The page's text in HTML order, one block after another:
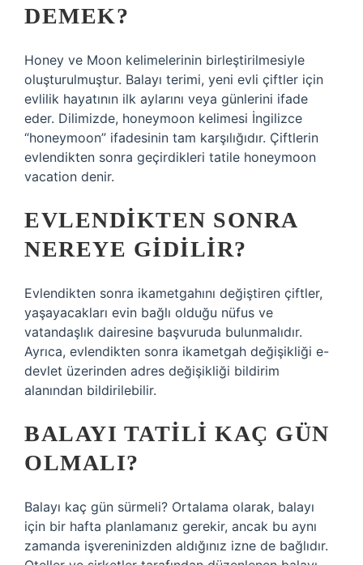
DEMEK?
Honey ve Moon kelimelerinin birleştirilmesiyle
oluşturulmuştur. Balayı terimi, yeni evli çiftler için
evlilik hayatının ilk aylarını veya günlerini ifade
eder. Dilimizde, honeymoon kelimesi İngilizce
“honeymoon” ifadesinin tam karşılığıdır. Çiftlerin
evlendikten sonra geçirdikleri tatile honeymoon
vacation denir.
EVLENDIKTEN SONRA
NEREYE GIDILIR?
Evlendikten sonra ikametgahını değiştiren çiftler,
yaşayacakları evin bağlı olduğu nüfus ve
vatandaşlık dairesine başvuruda bulunmalıdır.
Ayrıca, evlendikten sonra ikametgah değişikliği e-
devlet üzerinden adres değişikliği bildirim
alanından bildirilebilir.
BALAYI TATILI KAÇ GÜN
OLMALI?
Balayı kaç gün sürmeli? Ortalama olarak, balayı
için bir hafta planlamanız gerekir, ancak bu aynı
zamanda işvereninizden aldığınız izne de bağlıdır.